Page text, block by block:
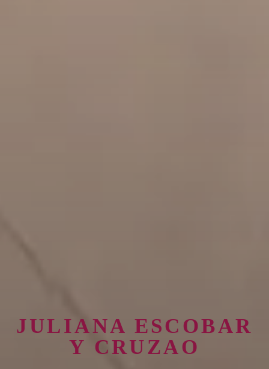
JULIANA ESCOBAR
Y CRUZAO